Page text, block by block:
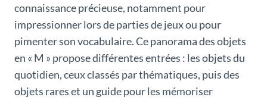
connaissance précieuse, notamment pour
impressionner lors de parties de jeux ou pour
pimenter son vocabulaire. Ce panorama des objets
en « M » propose différentes entrées : les objets du
quotidien, ceux classés par thématiques, puis des
objets rares et un guide pour les mémoriser